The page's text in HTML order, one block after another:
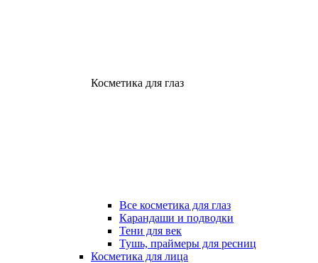
Косметика для глаз
Все косметика для глаз
Карандаши и подводки
Тени для век
Тушь, праймеры для ресниц
Косметика для лица